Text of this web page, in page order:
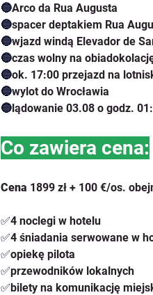
🔵Arco da Rua Augusta
🔵spacer deptakiem Rua
🔵wjazd windą Elevador de
🔵czas wolny na
🔵ok. 17:00 przejazd na
🔵wylot do Wrocławia
🔵lądowanie 03.08 o godz.
Co zawiera cena:
Cena 1899 zł + 100 €/os.
✅4 noclegi w hotelu
✅4 śniadania serwowane w
✅opiekę pilota
✅przewodników lokalnych
✅bilety na komunikację